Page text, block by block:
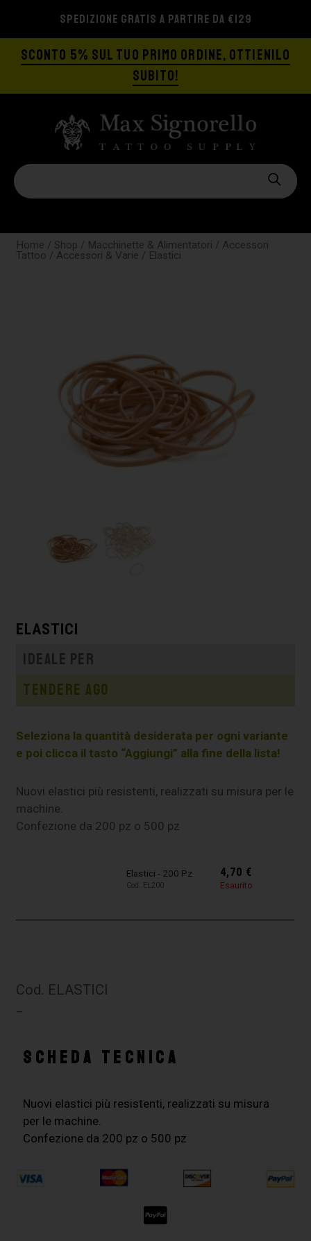
SPEDIZIONE GRATIS A PARTIRE DA €129
SCONTO 5% SUL TUO PRIMO ORDINE, OTTIENILO
SUBITO!
Home / Shop / Macchinette & Alimentatori / Accessori
Tattoo / Accessori & Varie / Elastici
ELASTICI
Ideale per
Tendere ago
Seleziona la quantità desiderata per ogni variante
e poi clicca il tasto “Aggiungi” alla fine della lista!
Nuovi elastici più resistenti, realizzati su misura per le
machine.
Confezione da 200 pz o 500 pz
Elastici - 200 Pz
Cod. EL200
4,70 €
Esaurito
Cod. ELASTICI
–
SCHEDA TECNICA
Nuovi elastici più resistenti, realizzati su misura
per le machine.
Confezione da 200 pz o 500 pz